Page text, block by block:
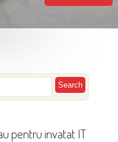
pentru invatat IT